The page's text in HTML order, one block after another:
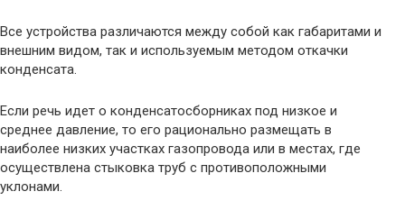
Все устройства различаются между собой как габаритами и
внешним видом, так и используемым методом откачки
конденсата.
Если речь идет о конденсатосборниках под низкое и
среднее давление, то его рационально размещать в
наиболее низких участках газопровода или в местах, где
осуществлена стыковка труб с противоположными
уклонами.